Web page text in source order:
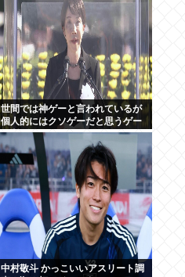
世間では神ゲーと言われているが
個人的にはクソゲーだと思うゲー
ム挙げてけwww
中村敬斗 かっこいいアスリート調